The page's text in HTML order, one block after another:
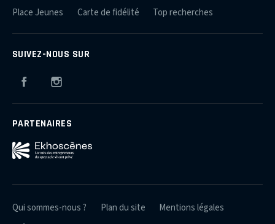
Place Jeunes
Carte de fidélité Top recherches
SUIVEZ-NOUS SUR
Facebook
PARTENAIRES
Qui sommes-nous ? Plan du site
Mentions légales